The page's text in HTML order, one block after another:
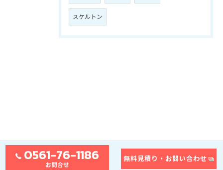
スケルトン
0561-76-1186
お問合せ
無料見積り・お問い合わせ